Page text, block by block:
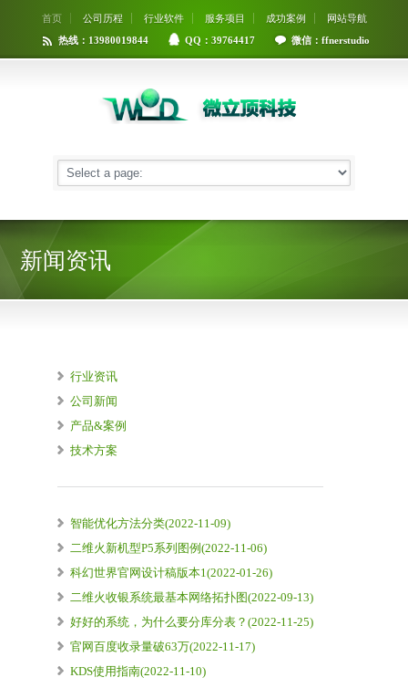
首页 公司历程 行业软件 服务项目 成功案例
网站导航
热线：13980019844
QQ：39764417 微信：ffnerstudio
新闻资讯
行业资讯
公司新闻
产品&案例
技术方案
智能优化方法分类(2022-11-09)
二维火新机型P5系列图例(2022-11-06)
科幻世界官网设计稿版本1(2022-01-26)
二维火收银系统最基本网络拓扑图(2022-09-13)
好好的系统，为什么要分库分表？(2022-11-25)
官网百度收录量破63万(2022-11-17)
KDS使用指南(2022-11-10)